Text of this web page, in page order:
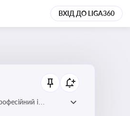
ВХІД ДО LIGA360
і